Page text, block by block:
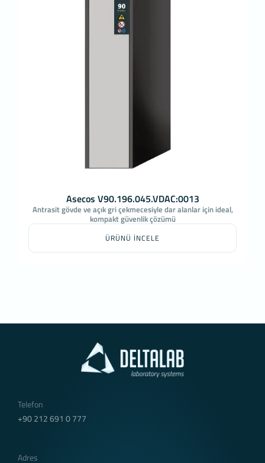
Asecos V90.196.045.VDAC:0013
Antrasit gövde ve açık gri çekmecesiyle dar alanlar için ideal,
kompakt güvenlik çözümü
ÜRÜNÜ İNCELE
Telefon
+90 212 691 0 777
Adres